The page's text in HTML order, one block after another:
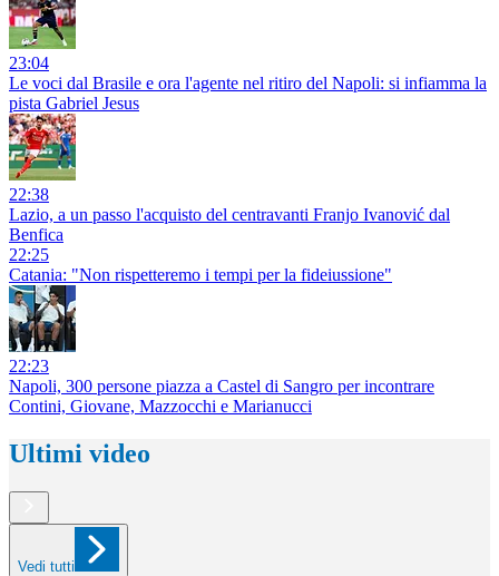
23:04
Le voci dal Brasile e ora l'agente nel ritiro del Napoli: si infiamma la
pista Gabriel Jesus
22:38
Lazio, a un passo l'acquisto del centravanti Franjo Ivanović dal
Benfica
22:25
Catania: "Non rispetteremo i tempi per la fideiussione"
22:23
Napoli, 300 persone piazza a Castel di Sangro per incontrare
Contini, Giovane, Mazzocchi e Marianucci
Ultimi video
Vedi tutti